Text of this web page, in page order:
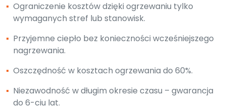
▪ Ograniczenie kosztów dzięki ogrzewaniu tylko
wymaganych stref lub stanowisk.
▪ Przyjemne ciepło bez konieczności wcześniejszego
nagrzewania.
▪ Oszczędność w kosztach ogrzewania do 60%.
▪ Niezawodność w długim okresie czasu – gwarancja
do 6-ciu lat.